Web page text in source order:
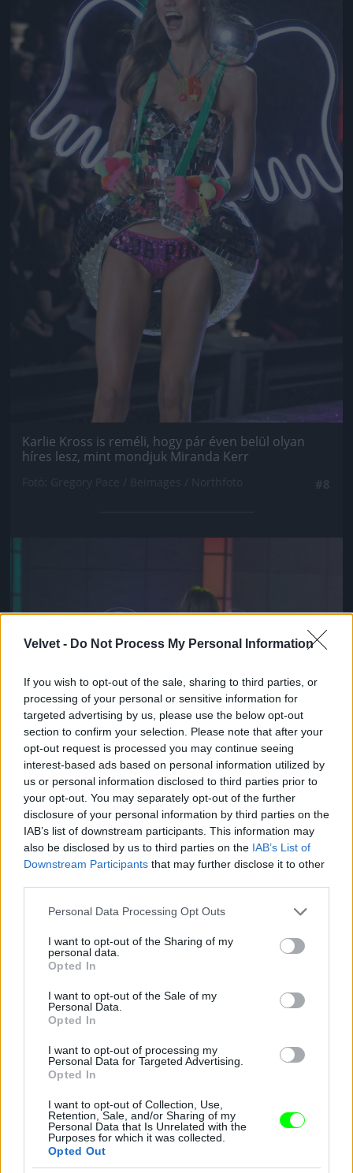
Velvet - Do Not Process My Personal Information
If you wish to opt-out of the sale, sharing to third parties, or
processing of your personal or sensitive information for
targeted advertising by us, please use the below opt-out
section to confirm your selection. Please note that after your
opt-out request is processed you may continue seeing
interest-based ads based on personal information utilized by
us or personal information disclosed to third parties prior to
your opt-out. You may separately opt-out of the further
disclosure of your personal information by third parties on the
IAB’s list of downstream participants. This information may
also be disclosed by us to third parties on the IAB’s List of
Downstream Participants that may further disclose it to other
Please note that this website/app uses one or more Google
not limited to your visit or usage behaviour. You may click to
grant or deny consent to Google and its third-party tags to
use your data for below specified purposes in below Google
consent section.
Personal Data Processing Opt Outs
I want to opt-out of the Sharing of my
personal data.
Opted In
I want to opt-out of the Sale of my
Personal Data.
Opted In
I want to opt-out of processing my
Personal Data for Targeted Advertising.
Opted In
I want to opt-out of Collection, Use,
Retention, Sale, and/or Sharing of my
Personal Data that Is Unrelated with the
Purposes for which it was collected.
Opted Out
Karlie Kross is reméli, hogy pár éven belül olyan
híres lesz, mint mondjuk Miranda Kerr
Jön még kép!
Ez a csillogó izé mindenesetre meglepően sokat
takar a fenekéből
Fotó: Gregory Pace / Beimages / Northfoto